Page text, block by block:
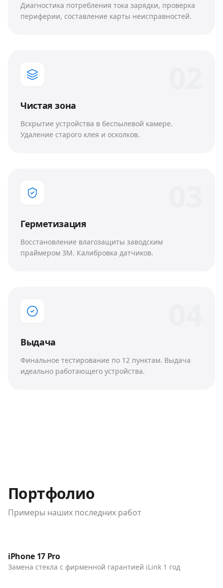
Диагностика потребления тока зарядки, проверка
периферии, составление карты неисправностей.
Чистая зона
Вскрытие устройства в беспылевой камере.
Удаление старого клея и осколков.
Герметизация
Восстановление влагозащиты заводским
праймером 3M. Калибровка датчиков.
Выдача
Финальное тестирование по 12 пунктам. Выдача
идеально работающего устройства.
Портфолио
Примеры наших последних работ
Телефоны
iPhone 17 Pro
Замена стекла с фирменной гарантией iLink 1 год
До / После